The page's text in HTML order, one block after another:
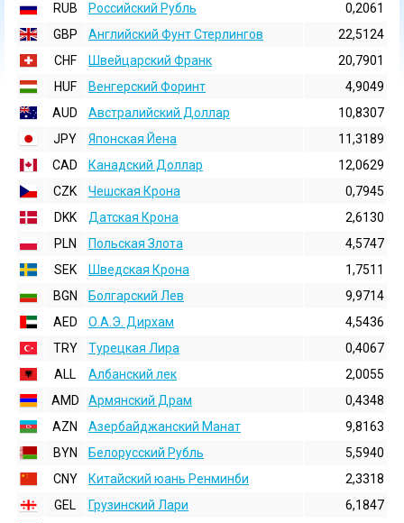
RUB
Российский Рубль
0,2061
GBP
Английский Фунт Стерлингов
22,5124
CHF
Швейцарский Франк
20,7901
HUF
Венгерский Форинт
4,9049
AUD
Австралийский Доллар
10,8307
JPY
Японская Йена
11,3189
CAD
Канадский Доллар
12,0629
CZK
Чешская Крона
0,7945
DKK
Датская Крона
2,6130
PLN
Польская Злота
4,5747
SEK
Шведская Крона
1,7511
BGN
Болгарский Лев
9,9714
AED
О.А.Э. Дирхам
4,5436
TRY
Турецкая Лира
0,4067
ALL
Албанский лек
2,0055
AMD
Армянский Драм
0,4348
AZN
Азербайджанский Манат
9,8163
BYN
Белорусский Рубль
5,5940
CNY
Китайский юань Ренминби
2,3318
GEL
Грузинский Лари
6,1847